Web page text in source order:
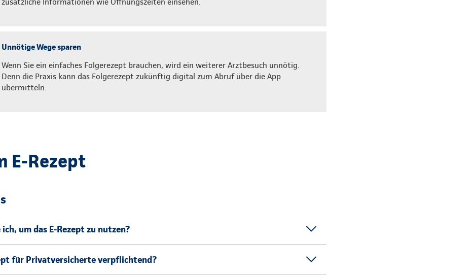
Unnötige Wege sparen
Wenn Sie ein einfaches Folgerezept brauchen, wird ein weiterer Arztbesuch unnötig.
Denn die Praxis kann das Folgerezept zukünftig digital zum Abruf über die App
übermitteln.
E-Rezept
um das E-Rezept zu nutzen?
für Privatversicherte verpflichtend?